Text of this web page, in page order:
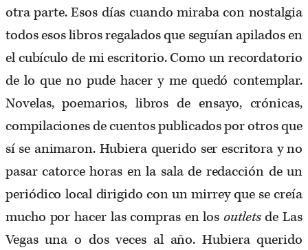
otra parte. Esos días cuando miraba con nostalgia
todos esos libros regalados que seguían apilados en
el cubículo de mi escritorio. Como un recordatorio
de lo que no pude hacer y me quedó contemplar.
Novelas, poemarios, libros de ensayo, crónicas,
compilaciones de cuentos publicados por otros que
sí se animaron. Hubiera querido ser escritora y no
pasar catorce horas en la sala de redacción de un
periódico local dirigido con un mirrey que se creía
mucho por hacer las compras en losoutletsde Las
Vegas una o dos veces al año. Hubiera querido